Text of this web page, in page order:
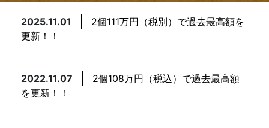
2025.11.01
2個111万円（税別）で過去最高額を
更新！！
2022.11.07
2個108万円（税込）で過去最高額
を更新！！